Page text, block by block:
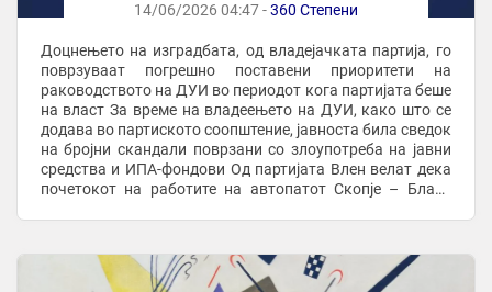
14/06/2026 04:47 -360 Степени
Доцнењето на изградбата, од владејачката партија, го
поврзуваат погрешно поставени приоритети на
раководството на ДУИ во периодот кога партијата беше
на власт За време на владеењето на ДУИ, како што се
додава во партиското соопштение, јавноста била сведок
на бројни скандали поврзани со злоупотреба на јавни
средства и ИПА-фондови Од партијата Влен велат дека
почетокот на работите на автопатот Скопје – Блаце